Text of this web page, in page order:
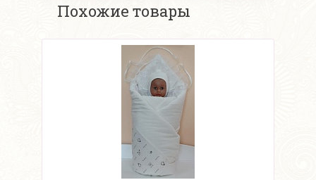
Похожие товары